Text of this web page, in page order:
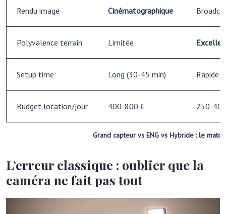
Grand capteur vs ENG vs Hybride : le
Rendu image Cinématographique
Polyvalence terrain Limitée
Setup time Long (30-45 min) Rapide
Budget location/jour 400-800 € 250-
L’erreur classique : oublier que la
caméra ne fait pas tout